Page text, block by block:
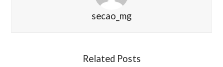
secao_mg
Related Posts